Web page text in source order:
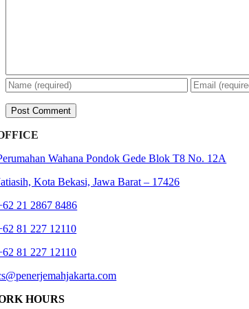
Wahana Pondok Gede Blok T8 No. 12A
Kota Bekasi, Jawa Barat – 17426
21 2867 8486
81 227 12110
81 227 12110
HOURS